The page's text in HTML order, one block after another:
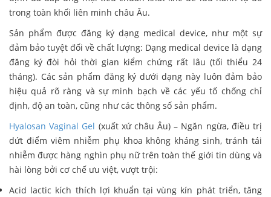
trong toàn khối liên minh châu Âu.
Sản phẩm được đăng ký dạng medical device, như một sự
đảm bảo tuyệt đối về chất lượng: Dạng medical device là dạng
đăng ký đòi hỏi thời gian kiểm chứng rất lâu (tối thiểu 24
tháng). Các sản phẩm đăng ký dưới dạng này luôn đảm bảo
hiệu quả rõ ràng và sự minh bạch về các yếu tố chống chỉ
định, độ an toàn, cũng như các thông số sản phẩm.
Hyalosan Vaginal Gel (xuất xứ châu Âu) – Ngăn ngừa, điều trị
dứt điểm viêm nhiễm phụ khoa không kháng sinh, tránh tái
nhiễm được hàng nghìn phụ nữ trên toàn thế giới tin dùng và
hài lòng bởi cơ chế ưu việt, vượt trội:
Acid lactic kích thích lợi khuẩn tại vùng kín phát triển, tăng